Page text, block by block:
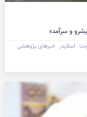
و سرآمد»
اسلایدر خبرهای پژوهشی